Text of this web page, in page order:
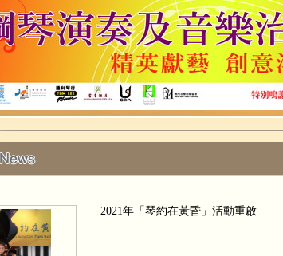
2021年「琴約在黃昏」活動重啟